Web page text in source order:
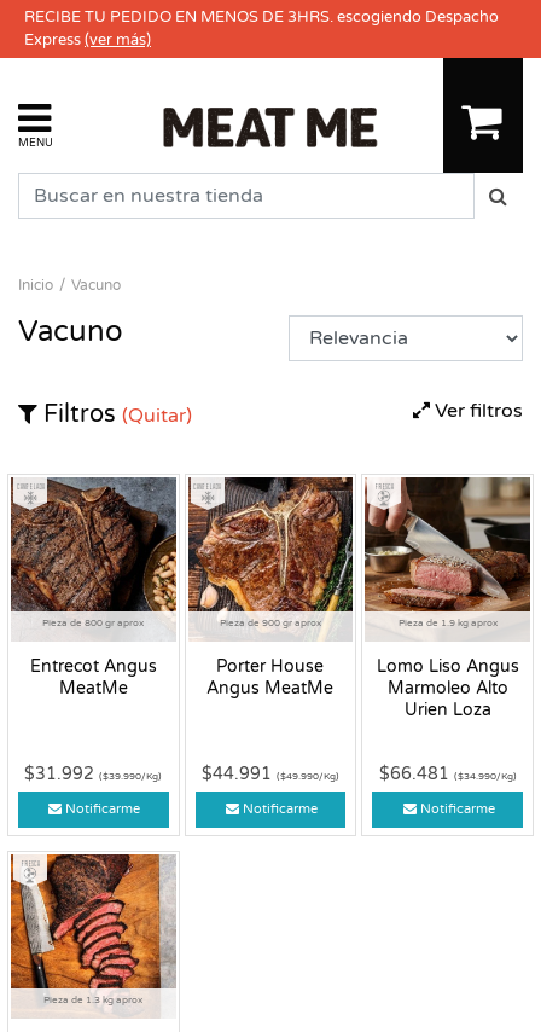
RECIBE TU PEDIDO EN MENOS DE 3HRS. escogiendo Despacho
Express(ver más)
MENU
Inicio Vacuno
Vacuno
Ver filtros
Filtros (Quitar)
Pieza de 800 gr aprox
Entrecot Angus
MeatMe
Congelado
$31.992($39.990/Kg)
Notificarme
Pieza de 900 gr aprox
Porter House
Angus MeatMe
Congelado
$44.991 ($49.990/Kg)
Notificarme
Pieza de 1.9 kg aprox
Lomo Liso Angus
Marmoleo Alto
Urien Loza
Fresco
$66.481 ($34.990/Kg)
Notificarme
Pieza de 1.3 kg aprox
Fresco